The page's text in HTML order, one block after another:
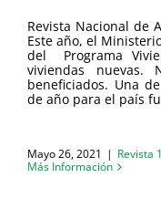
Revista Nacional de
Este año, el
del Programa
viviendas nuevas.
beneficiados. Una
de año para el país
Mayo 26, 2021 | Revista
Más Información